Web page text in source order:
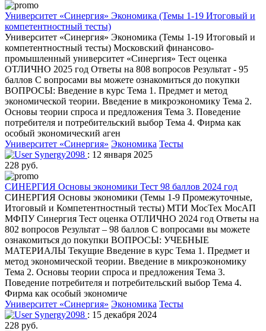
Университет «Синергия» Экономика (Темы 1-19 Итоговый и
компетентностный тесты)
Университет «Синергия» Экономика (Темы 1-19 Итоговый и
компетентностный тесты) Московский финансово-
промышленный университет «Синергия» Тест оценка
ОТЛИЧНО 2025 год Ответы на 808 вопросов Результат - 95
баллов С вопросами вы можете ознакомиться до покупки
ВОПРОСЫ: Введение в курс Тема 1. Предмет и метод
экономической теории. Введение в микроэкономику Тема 2.
Основы теории спроса и предложения Тема 3. Поведение
потребителя и потребительский выбор Тема 4. Фирма как
особый экономический аген
Университет «Синергия» Экономика Тесты
Synergy2098 : 12 января 2025
228 руб.
СИНЕРГИЯ Основы экономики Тест 98 баллов 2024 год
СИНЕРГИЯ Основы экономики (Темы 1-9 Промежуточные,
Итоговый и Компетентностный тесты) МТИ МосТех МосАП
МФПУ Синергия Тест оценка ОТЛИЧНО 2024 год Ответы на
802 вопросов Результат – 98 баллов С вопросами вы можете
ознакомиться до покупки ВОПРОСЫ: УЧЕБНЫЕ
МАТЕРИАЛЫ Текущие Введение в курс Тема 1. Предмет и
метод экономической теории. Введение в микроэкономику
Тема 2. Основы теории спроса и предложения Тема 3.
Поведение потребителя и потребительский выбор Тема 4.
Фирма как особый экономиче
Университет «Синергия» Экономика Тесты
Synergy2098 : 15 декабря 2024
228 руб.